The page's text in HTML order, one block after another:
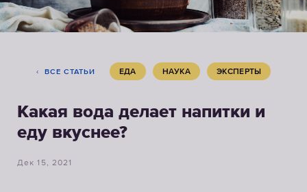
ВСЕ СТАТЬИ ЕДА НАУКА ЭКСПЕРТЫ
Какая вода делает напитки и
еду вкуснее?
Дек 15, 2021